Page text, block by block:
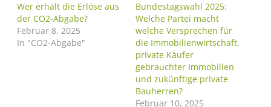
Wer erhält die Erlöse aus
der CO2-Abgabe?
Februar 8, 2025
In "CO2-Abgabe"
Bundestagswahl 2025:
Welche Partei macht
welche Versprechen für
die Immobilienwirtschaft,
private Käufer
gebrauchter Immobilien
und zukünftige private
Bauherren?
Februar 10, 2025